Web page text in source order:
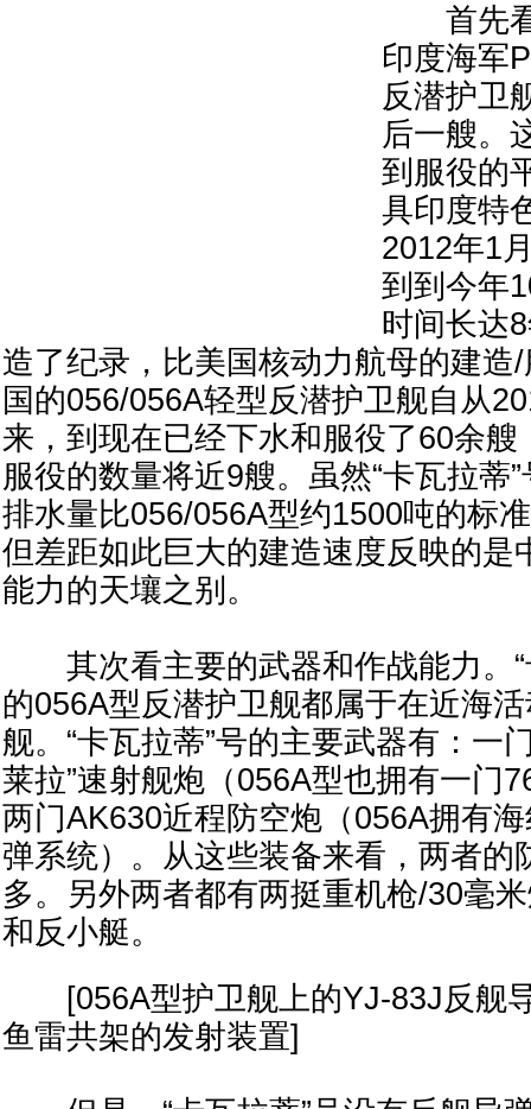
首先看
印度海军
反潜护卫
后一艘。
到服役的
具印度特
2012年1
到到今年
时间长达
造了纪录，比美国核动力航母的建造
国的056/056A轻型反潜护卫舰自从
来，到现在已经下水和服役了60余艘
服役的数量将近9艘。虽然“卡瓦拉蒂
排水量比056/056A型约1500吨的标
但差距如此巨大的建造速度反映的是
能力的天壤之别。
其次看主要的武器和作战能力。“
的056A型反潜护卫舰都属于在近海
舰。“卡瓦拉蒂”号的主要武器有：一
莱拉”速射舰炮（056A型也拥有一门
两门AK630近程防空炮（056A拥有
弹系统）。从这些装备来看，两者的
多。另外两者都有两挺重机枪/30毫
和反小艇。
[056A型护卫舰上的YJ-83J反舰
鱼雷共架的发射装置]